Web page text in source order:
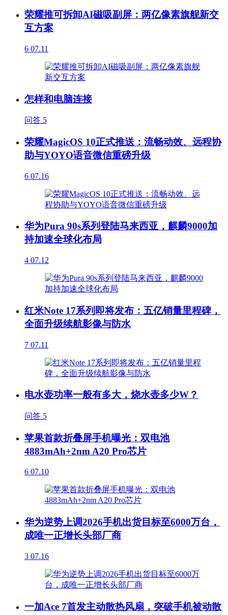
荣耀推可拆卸AI磁吸副屏：两亿像素旗舰新交
互方案
6 07.11
怎样和电脑连接
问答 5
荣耀MagicOS 10正式推送：流畅动效、远程协
助与YOYO语音微信重磅升级
6 07.16
华为Pura 90s系列登陆马来西亚，麒麟9000加
持加速全球化布局
4 07.12
红米Note 17系列即将发布：五亿销量里程碑，
全面升级续航影像与防水
7 07.11
电水壶功率一般有多大，烧水壶多少W？
问答 5
苹果首款折叠屏手机曝光：双电池
4883mAh+2nm A20 Pro芯片
6 07.10
华为逆势上调2026手机出货目标至6000万台，
成唯一正增长头部厂商
3 07.16
一加Ace 7首发主动散热风扇，突破手机被动散